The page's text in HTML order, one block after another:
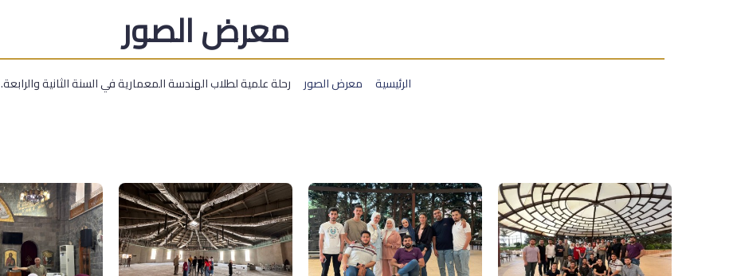
معرض الصور
الرئيسية معرض الصور رحلة علمية لطلاب الهندسة المعمارية في السنة الثانية والرابعة.